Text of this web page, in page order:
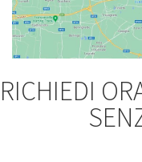
RICHIEDI